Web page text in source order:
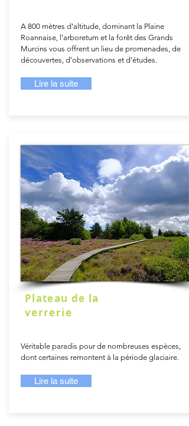
A 800 mètres d’altitude, dominant la Plaine
Roannaise, l’arboretum et la forêt des Grands
Murcins vous offrent un lieu de promenades, de
découvertes, d’observations et d’études.
Lire la suite
Plateau de la
verrerie
Véritable paradis pour de nombreuses espèces,
dont certaines remontent à la période glaciaire.
Lire la suite